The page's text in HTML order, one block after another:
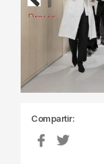
Previous
Compartir: